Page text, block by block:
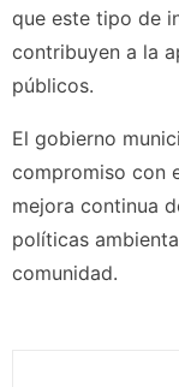
que este tipo de
contribuyen a la
públicos.
El gobierno
compromiso con
mejora continua
políticas
comunidad.